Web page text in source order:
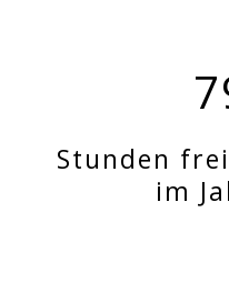
Stunden
im